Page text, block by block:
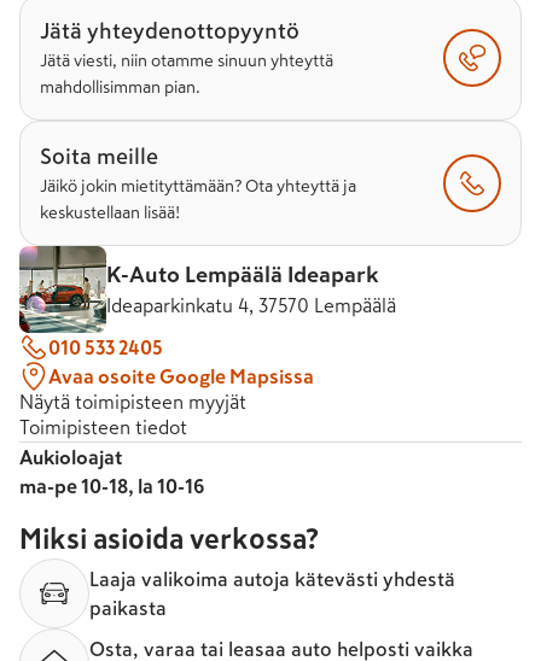
Jätä yhteydenottopyyntö
Jätä viesti, niin otamme sinuun yhteyttä
mahdollisimman pian.
Soita meille
Jäikö jokin mietityttämään? Ota yhteyttä ja
keskustellaan lisää!
K-Auto Lempäälä Ideapark
Ideaparkinkatu 4, 37570 Lempäälä
010 533 2405
Avaa osoite Google Mapsissa
Näytä toimipisteen myyjät
Toimipisteen tiedot
Aukioloajat
ma-pe 10-18, la 10-16
Miksi asioida verkossa?
Laaja valikoima autoja kätevästi yhdestä
paikasta
Osta, varaa tai leasaa auto helposti vaikka